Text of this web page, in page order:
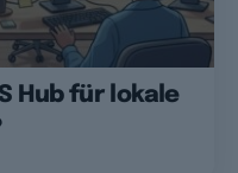
Hub für lokale